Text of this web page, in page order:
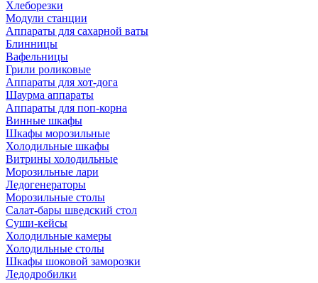
Хлеборезки
Модули станции
Аппараты для сахарной ваты
Блинницы
Вафельницы
Грили роликовые
Аппараты для хот-дога
Шаурма аппараты
Аппараты для поп-корна
Винные шкафы
Шкафы морозильные
Холодильные шкафы
Витрины холодильные
Морозильные лари
Ледогенераторы
Морозильные столы
Салат-бары шведский стол
Суши-кейсы
Холодильные камеры
Холодильные столы
Шкафы шоковой заморозки
Ледодробилки